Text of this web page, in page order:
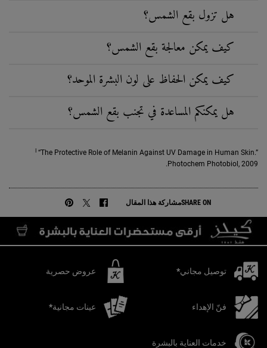
هل تزول بقع الشمس؟
كيف يمكن معالجة بقع الشمس؟
كيف يمكن الحفاظ على لون البشرة الموحد؟
هل يمكنكم المساعدة في تجنب بقع الشمس؟
“The Protective Role of Melanin Against UV Damage in Human Skin.”
Photochem Photobiol, 2009.
SHARE ONمشاركة هذا المقال مشاركة على FACEBOOK
مشاركة على TWITTERمشاركة على PINTEREST
توصيل مجاني* عروض حصرية
فنّ الإهداء عينات مجانية*
خدمات العناية بالبشرة